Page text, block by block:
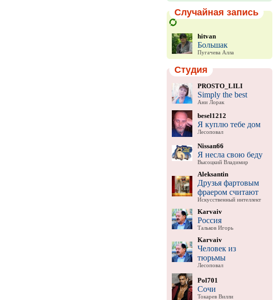
Случайная запись
hitvan
Большак
Пугачева Алла
Студия
PROSTO_LILI
Simply the best
Ани Лорак
besel1212
Я куплю тебе дом
Лесоповал
Nissan66
Я несла свою беду
Высоцкий Владимир
Aleksantin
Друзья фартовым
фраером считают
Искусственный интеллект
Karvaiv
Россия
Тальков Игорь
Karvaiv
Человек из
тюрьмы
Лесоповал
Pol701
Сочи
Токарев Вилли